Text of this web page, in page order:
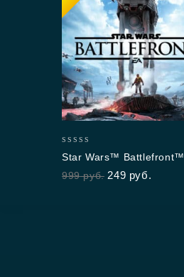
out
of
Star Wars™ Battlefront™
999руб. 249 руб.